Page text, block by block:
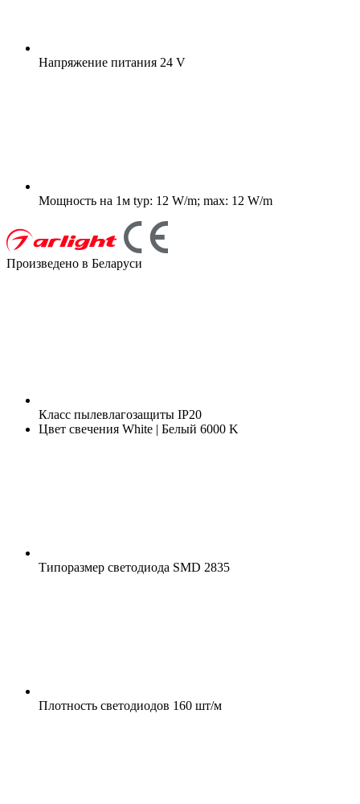
Напряжение питания 24 V
Мощность на 1м typ: 12 W/m; max: 12 W/m
Произведено в Беларуси
Класс пылевлагозащиты IP20
Цвет свечения White | Белый 6000 K
Типоразмер светодиода SMD 2835
Плотность светодиодов 160 шт/м